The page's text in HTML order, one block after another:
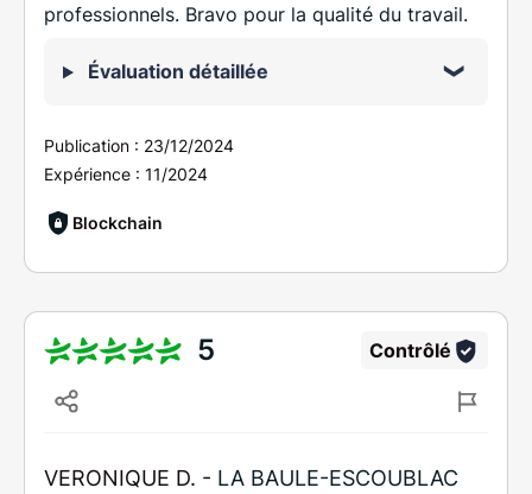
professionnels. Bravo pour la qualité du travail.
Évaluation détaillée
Publication : 23/12/2024
Expérience : 11/2024
Blockchain
5 Contrôlé
VERONIQUE D. - LA BAULE-ESCOUBLAC